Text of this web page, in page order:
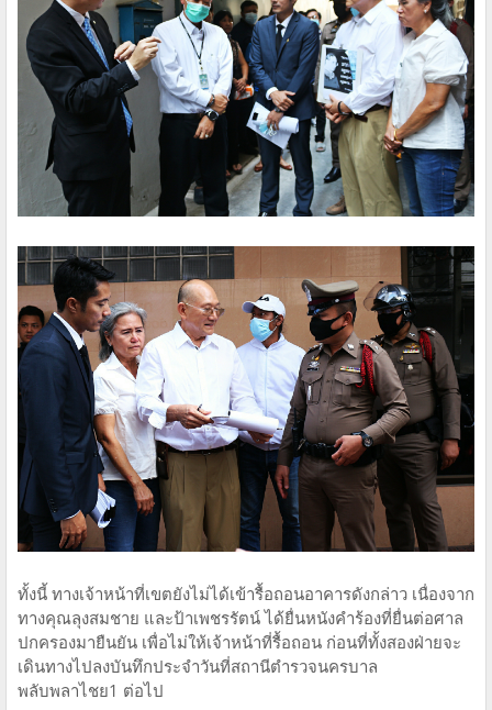
ทั้งนี้ ทางเจ้าหน้าที่เขตยังไม่ได้เข้ารื้อถอนอาคารดังกล่าว เนื่องจาก
ทางคุณลุงสมชาย และป้าเพชรรัตน์ ได้ยื่นหนังคำร้องที่ยื่นต่อศาล
ปกครองมายืนยัน เพื่อไม่ให้เจ้าหน้าที่รื้อถอน ก่อนที่ทั้งสองฝ่ายจะ
เดินทางไปลงบันทึกประจำวันที่สถานีตำรวจนครบาล
พลับพลาไชย1 ต่อไป